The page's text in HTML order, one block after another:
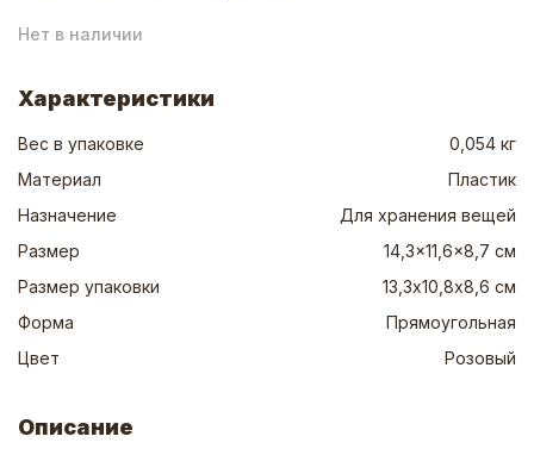
Нет в наличии
Характеристики
Вес в упаковке
0,054 кг
Материал
Пластик
Назначение
Для хранения вещей
Размер
14,3x11,6x8,7 см
Размер упаковки
13,3х10,8х8,6 см
Форма
Прямоугольная
Цвет
Розовый
Описание